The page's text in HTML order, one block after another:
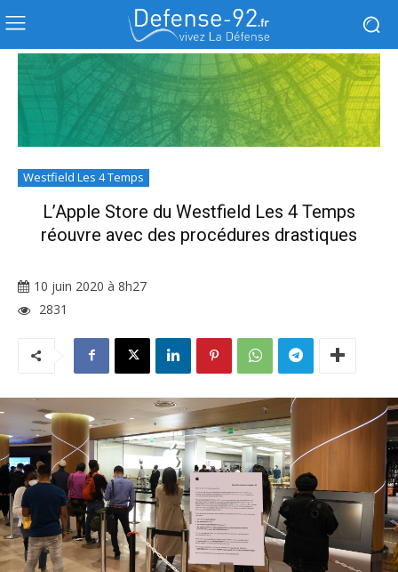
Westfield Les 4 Temps
L’Apple Store du Westfield Les 4 Temps
réouvre avec des procédures drastiques
10 juin 2020 à 8h27
2831